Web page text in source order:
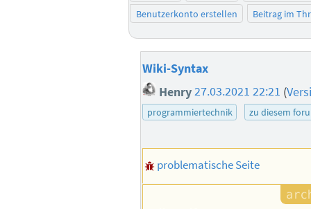
Benutzerkonto erstellen
Beitrag im
Wiki-Syntax
Henry27.03.2021 22:21 (
programmiertechnik zu diesem
problematische Seite